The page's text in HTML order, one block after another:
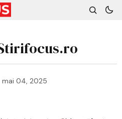
mai 04, 2025